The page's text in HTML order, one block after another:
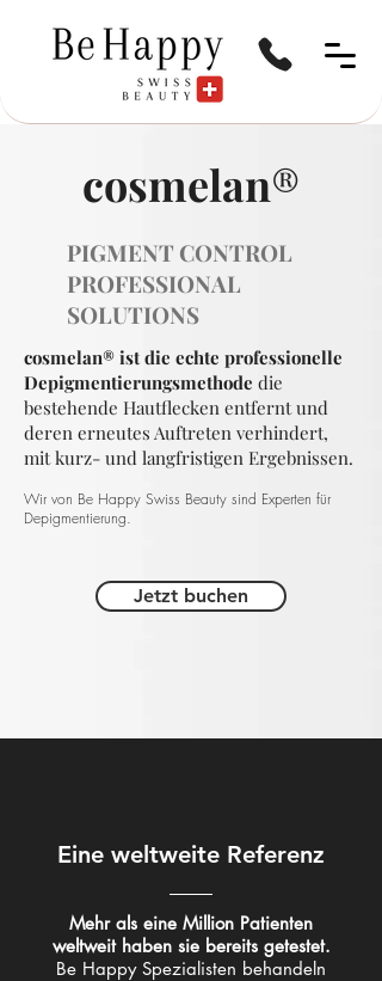
cosmelan®
PIGMENT CONTROL
PROFESSIONAL
SOLUTIONS
cosmelan® ist die echte professionelle
Depigmentierungsmethode die
bestehende Hautflecken entfernt und
deren erneutes Auftreten verhindert,
mit kurz- und langfristigen Ergebnissen.
Wir von Be Happy Swiss Beauty sind Experten für
Depigmentierung.
Jetzt buchen
Eine weltweite Referenz
Mehr als eine Million Patienten
weltweit haben sie bereits getestet.
Be Happy Spezialisten behandeln